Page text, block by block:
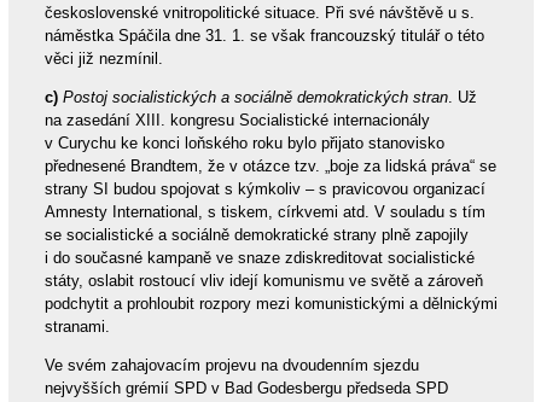
československé vnitropolitické situace. Při své návštěvě u s.
náměstka Spáčila dne 31. 1. se však francouzský titulář o této
věci již nezmínil.
c) Postoj socialistických a sociálně demokratických stran. Už
na zasedání XIII. kongresu Socialistické internacionály
v Curychu ke konci loňského roku bylo přijato stanovisko
přednesené Brandtem, že v otázce tzv. „boje za lidská práva“ se
strany SI budou spojovat s kýmkoliv – s pravicovou organizací
Amnesty International, s tiskem, církvemi atd. V souladu s tím
se socialistické a sociálně demokratické strany plně zapojily
i do současné kampaně ve snaze zdiskreditovat socialistické
státy, oslabit rostoucí vliv idejí komunismu ve světě a zároveň
podchytit a prohloubit rozpory mezi komunistickými a dělnickými
stranami.
Ve svém zahajovacím projevu na dvoudenním sjezdu
nejvyšších grémií SPD v Bad Godesbergu předseda SPD